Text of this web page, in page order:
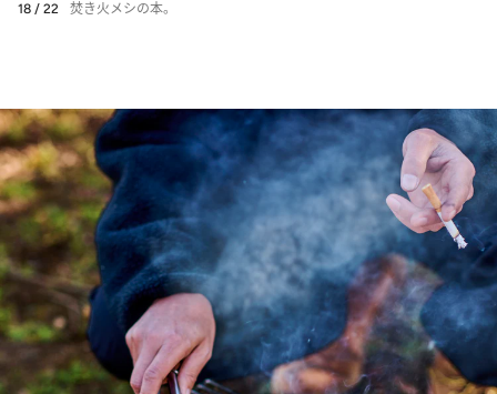
18 / 22 焚き火メシの本。